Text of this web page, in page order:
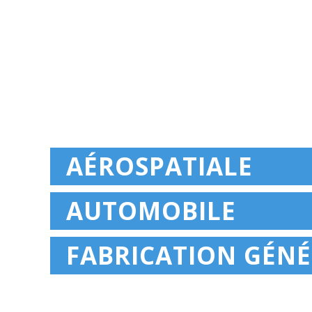
AÉROSPATIALE
AUTOMOBILE
FABRICATION